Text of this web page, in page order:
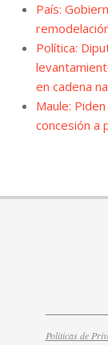
País:
Política:
en cadena
Maule:
concesión a
Politicas de